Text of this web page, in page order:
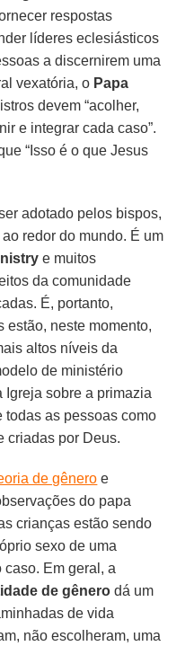
respostas
líderes eclesiásticos
a discernirem uma
vexatória, o Papa
devem “acolher,
e integrar cada caso”.
“Isso é o que Jesus
adotado pelos bispos,
redor do mundo. É um
e muitos
da comunidade
É, portanto,
estão, neste momento,
altos níveis da
de ministério
sobre a primazia
todas as pessoas como
criadas por Deus.
de gênero e
do papa
crianças estão sendo
sexo de uma
caso. Em geral, a
de gênero dá um
de vida
não escolheram, uma